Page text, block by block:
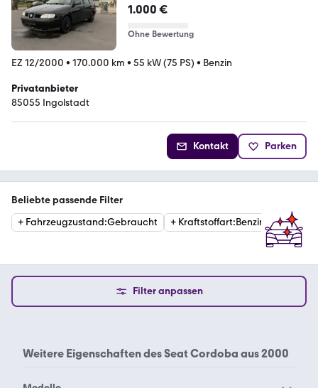
1.000 €
Ohne Bewertung
EZ 12/2000 • 170.000 km • 55 kW (75 PS) • Benzin
Privatanbieter
85055 Ingolstadt
Kontakt Parken
Beliebte passende Filter
+ Fahrzeugzustand:Gebraucht + Kraftstoffart:Benzin +
Filter anpassen
Weitere Eigenschaften desSeat Cordoba aus 2000